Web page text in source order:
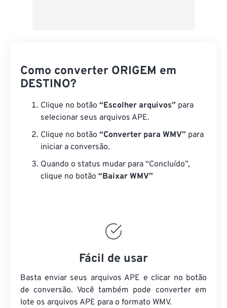
Como converter ORIGEM em
DESTINO?
Clique no botão “Escolher arquivos” para
selecionar seus arquivos APE.
Clique no botão “Converter para WMV” para
iniciar a conversão.
Quando o status mudar para “Concluído”,
clique no botão “Baixar WMV”
Fácil de usar
Basta enviar seus arquivos APE e clicar no botão
de conversão. Você também pode converter em
lote os arquivos APE para o formato WMV.